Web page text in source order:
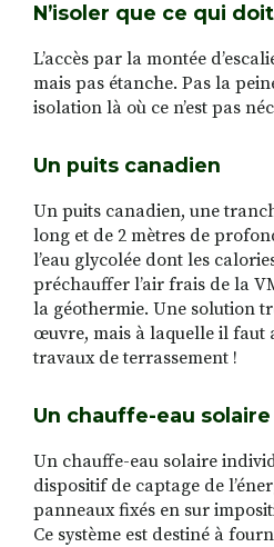
N’isoler que ce qui
L’accès par la montée
mais pas étanche. Pas la
isolation là où ce n’est pas
Un puits canadien
Un puits canadien, une
long et de 2 mètres de
l’eau glycolée dont les
préchauffer l’air frais de la
la géothermie. Une solution
œuvre, mais à laquelle il faut
travaux de terrassement !
Un chauffe-eau solaire
Un chauffe-eau solaire
dispositif de captage de
panneaux fixés en sur
Ce système est destiné à